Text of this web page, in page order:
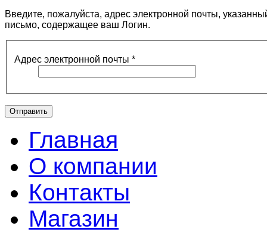
Введите, пожалуйста, адрес электронной почты,
письмо, содержащее ваш Логин.
Адрес электронной почты *
Отправить
Главная
О компании
Контакты
Магазин